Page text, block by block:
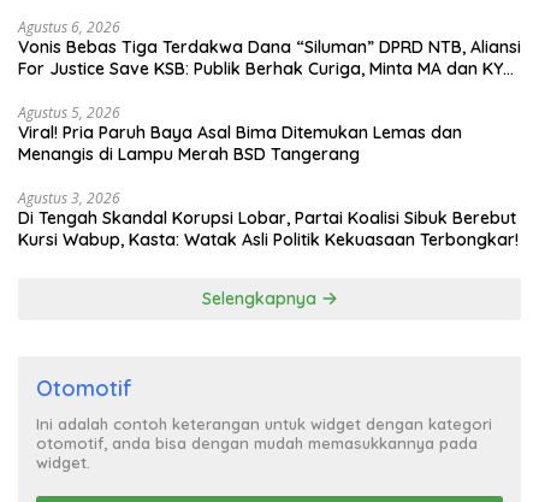
Agustus 6, 2026
Vonis Bebas Tiga Terdakwa Dana “Siluman” DPRD NTB, Aliansi
For Justice Save KSB: Publik Berhak Curiga, Minta MA dan KY
Agustus 5, 2026
Viral! Pria Paruh Baya Asal Bima Ditemukan Lemas dan
Menangis di Lampu Merah BSD Tangerang
Agustus 3, 2026
Di Tengah Skandal Korupsi Lobar, Partai Koalisi Sibuk Berebut
Kursi Wabup, Kasta: Watak Asli Politik Kekuasaan Terbongkar!
Selengkapnya
Otomotif
Ini adalah contoh keterangan untuk widget dengan kategori
otomotif, anda bisa dengan mudah memasukkannya pada
widget.